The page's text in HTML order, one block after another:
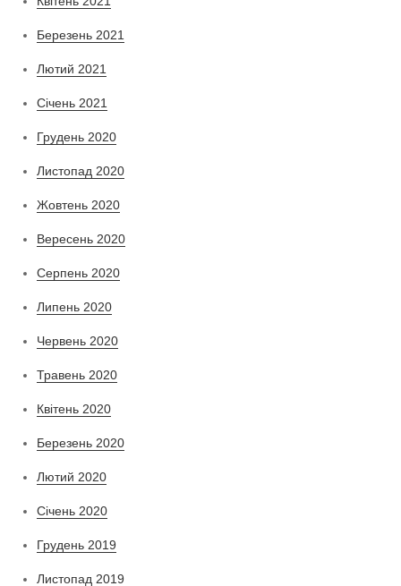
Березень 2021
Лютий 2021
Січень 2021
Грудень 2020
Листопад 2020
Жовтень 2020
Вересень 2020
Серпень 2020
Липень 2020
Червень 2020
Травень 2020
Квітень 2020
Березень 2020
Лютий 2020
Січень 2020
Грудень 2019
Листопад 2019